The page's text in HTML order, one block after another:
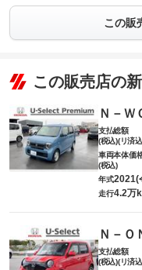
この販
この販売店の
Ｎ－Ｗ
支払総額
(税込)(リ済
車両本体価
(税込)
年式2021(
走行4.2万
Ｎ－Ｏ
支払総額
(税込)(リ済